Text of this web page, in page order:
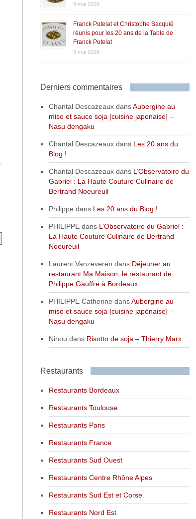
8 mai 2026
Franck Putelat et Christophe Bacquié
réunis pour les 20 ans de la Table de
Franck Putelat
3 mai 2026
Derniers commentaires
Chantal DescazeauxdansAubergine au
miso et sauce soja [cuisine japonaise] –
Nasu dengaku
Chantal Descazeauxdans Les 20 ans du
Blog !
Chantal Descazeauxdans L’Observatoire du
Gabriel : La Haute Couture Culinaire de
Bertrand Noeureuil
Philippe dans Les 20 ans du Blog !
PHILIPPEdans L’Observatoire du Gabriel :
La Haute Couture Culinaire de Bertrand
Noeureuil
Laurent Vanzeveren dans Déjeuner au
restaurant Ma Maison, le restaurant de
Philippe Gauffre à Bordeaux
PHILIPPE Catherine dansAubergine au
miso et sauce soja [cuisine japonaise] –
Nasu dengaku
Ninou dans Risotto de soja – Thierry Marx
Restaurants
Restaurants Bordeaux
Restaurants Toulouse
Restaurants Paris
Restaurants France
Restaurants Sud Ouest
Restaurants Centre Rhône Alpes
Restaurants Sud Est et Corse
Restaurants Nord Est